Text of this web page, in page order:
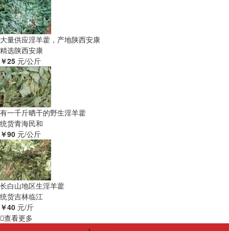
大量供应淫羊藿，产地陕西安康
精选陕西安康
￥25 元/公斤
有一千斤晒干的野生淫羊藿
统货青海民和
￥90 元/公斤
长白山地区生淫羊藿
统货吉林临江
￥40 元/斤
查看更多